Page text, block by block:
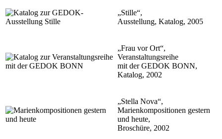
„Stille“,
Ausstellung, Katalog, 2005
„Frau vor Ort“,
Veranstaltungsreihe
mit der GEDOK BONN,
Katalog, 2002
„Stella Nova“,
Marienkompositionen gestern
und heute,
Broschüre, 2002